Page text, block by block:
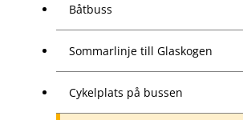
Båtbuss
Sommarlinje till Glaskogen
Cykelplats på bussen